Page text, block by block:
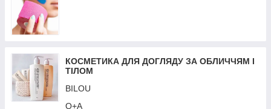
Стартові набори
КОСМЕТИКА ДЛЯ ДОГЛЯДУ ЗА ОБЛИЧЧЯМ І
ТІЛОМ
BILOU
Q+A